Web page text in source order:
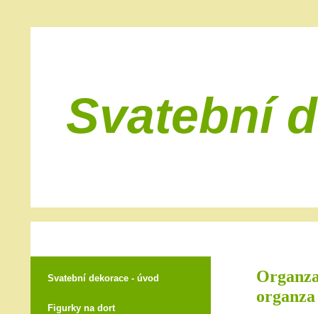
Svatební
Svatební dekorace - úvod
Figurky na dort